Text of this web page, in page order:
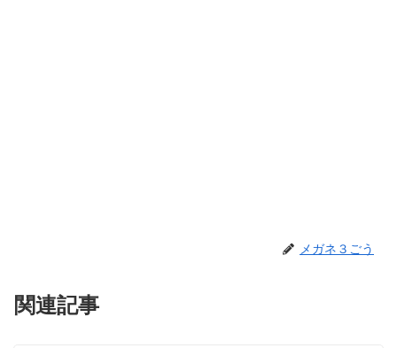
メガネ３ごう
関連記事